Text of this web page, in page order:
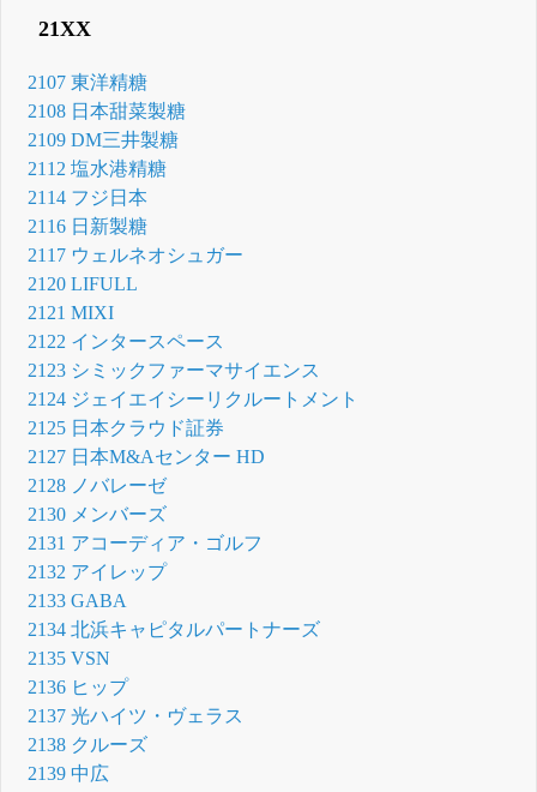
21XX
2107 東洋精糖
2108 日本甜菜製糖
2109 DM三井製糖
2112 塩水港精糖
2114 フジ日本
2116 日新製糖
2117 ウェルネオシュガー
2120 LIFULL
2121 MIXI
2122 インタースペース
2123 シミックファーマサイエンス
2124 ジェイエイシーリクルートメント
2125 日本クラウド証券
2127 日本M&Aセンター HD
2128 ノバレーゼ
2130 メンバーズ
2131 アコーディア・ゴルフ
2132 アイレップ
2133 GABA
2134 北浜キャピタルパートナーズ
2135 VSN
2136 ヒップ
2137 光ハイツ・ヴェラス
2138 クルーズ
2139 中広